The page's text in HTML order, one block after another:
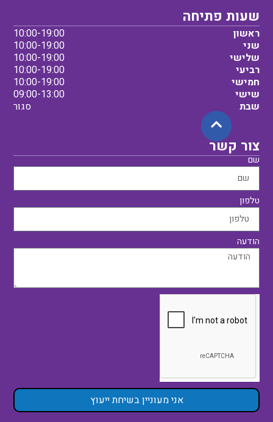
שעות פתיחה
ראשון
10:00-19:00
שני
10:00-19:00
שלישי
10:00-19:00
רביעי
10:00-19:00
חמישי
10:00-19:00
שישי
09:00-13:00
שבת
סגור
צור קשר
שם
טלפון
הודעה
אני מעוניין בשיחת ייעוץ